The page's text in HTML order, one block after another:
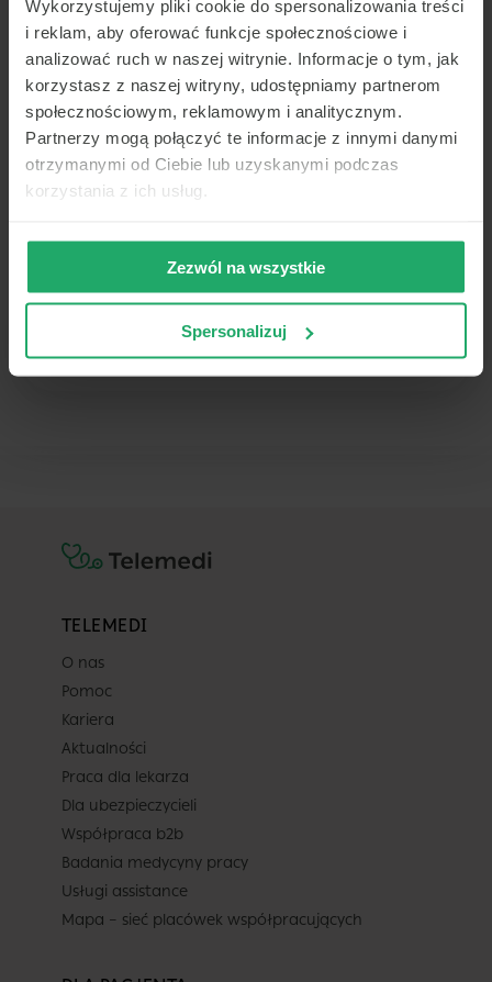
Wykorzystujemy pliki cookie do spersonalizowania treści
i reklam, aby oferować funkcje społecznościowe i
analizować ruch w naszej witrynie. Informacje o tym, jak
korzystasz z naszej witryny, udostępniamy partnerom
społecznościowym, reklamowym i analitycznym.
Partnerzy mogą połączyć te informacje z innymi danymi
otrzymanymi od Ciebie lub uzyskanymi podczas
korzystania z ich usług.
Zezwól na wszystkie
Spersonalizuj
wprowadź inne miasto) żeby ponowić
wyszukiwanie.Jeśli nadal nie możesz znaleźć
placówek - zadzwoń do nas, pomożemy:
+48223574949.
TELEMEDI
O nas
Pomoc
Kariera
Aktualności
Praca dla lekarza
Dla ubezpieczycieli
Współpraca b2b
Badania medycyny pracy
Usługi assistance
Mapa – sieć placówek współpracujących